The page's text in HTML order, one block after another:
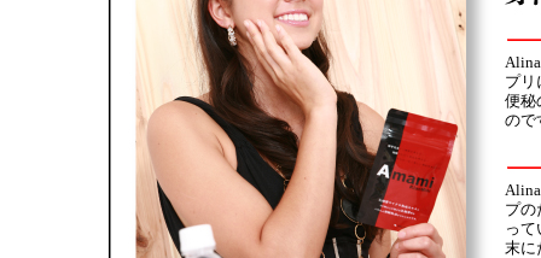
プリ
便秘
ので
プの
っ
末に